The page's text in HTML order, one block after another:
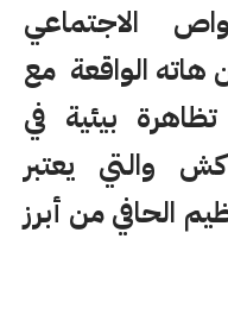
الاجتماعي
هاته الواقعة مع
بيئية في
22 بمراكش والتي يعتبر
الحافي من أبرز